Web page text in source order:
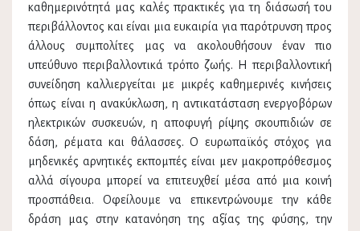
καθημερινότητά μας καλές πρακτικές για τη διάσωσή του
περιβάλλοντος και είναι μια ευκαιρία για παρότρυνση προς
άλλους συμπολίτες μας να ακολουθήσουν έναν πιο
υπεύθυνο περιβαλλοντικά τρόπο ζωής. Η περιβαλλοντική
συνείδηση καλλιεργείται με μικρές καθημερινές κινήσεις
όπως είναι η ανακύκλωση, η αντικατάσταση ενεργοβόρων
ηλεκτρικών συσκευών, η αποφυγή ρίψης σκουπιδιών σε
δάση, ρέματα και θάλασσες. Ο ευρωπαϊκός στόχος για
μηδενικές αρνητικές εκπομπές είναι μεν μακροπρόθεσμος
αλλά σίγουρα μπορεί να επιτευχθεί μέσα από μια κοινή
προσπάθεια. Οφείλουμε να επικεντρώνουμε την κάθε
δράση μας στην κατανόηση της αξίας της φύσης, την